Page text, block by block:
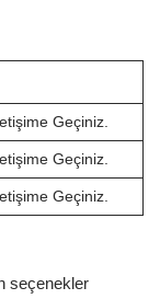
Geçiniz.
Geçiniz.
Geçiniz.
seçenekler